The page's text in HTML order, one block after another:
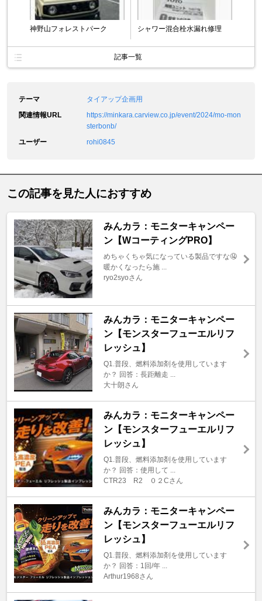
神野山フォレストパーク シャワー混合栓水漏れ修理
記事一覧
テーマ
タイアップ企画用
関連情報URL
https://minkara.carview.co.jp/event/2024/mo-mon
sterbonb/
ユーザー
rohi0845
この記事を見た人におすすめ
みんカラ：モニターキャンペー
ン【WコーティングPRO】
めちゃくちゃ気になっている製品ですな🤤
暖かくなったら施 ...
ryo2syoさん
みんカラ：モニターキャンペー
ン【モンスターフューエルリフ
レッシュ】
Q1.普段、燃料添加剤を使用しています
か？ 回答：長距離走 ...
大十朗さん
みんカラ：モニターキャンペー
ン【モンスターフューエルリフ
レッシュ】
Q1.普段、燃料添加剤を使用しています
か？ 回答：使用して ...
CTR23 R2 ０２Cさん
みんカラ：モニターキャンペー
ン【モンスターフューエルリフ
レッシュ】
Q1.普段、燃料添加剤を使用しています
か？ 回答：1回/年 ...
Arthur1968さん